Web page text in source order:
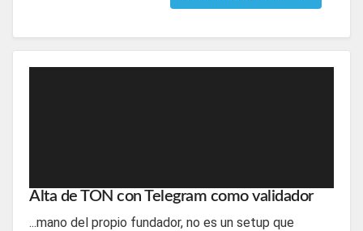
Alta de TON con Telegram como validador
...mano del propio fundador, no es un setup que